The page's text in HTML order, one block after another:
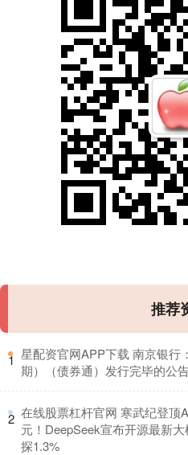
推荐
1 星配资官网APP下载 南京银行
期）（债券通）发行完毕的公
2 在线股票杠杆官网 寒武纪登顶
元！DeepSeek宣布开源最新
探1.3%